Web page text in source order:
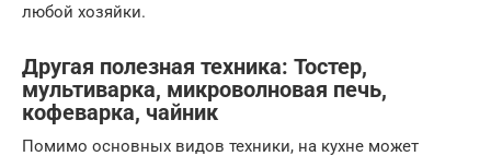
любой хозяйки.
Другая полезная техника: Тостер,
мультиварка, микроволновая печь,
кофеварка, чайник
Помимо основных видов техники, на кухне может